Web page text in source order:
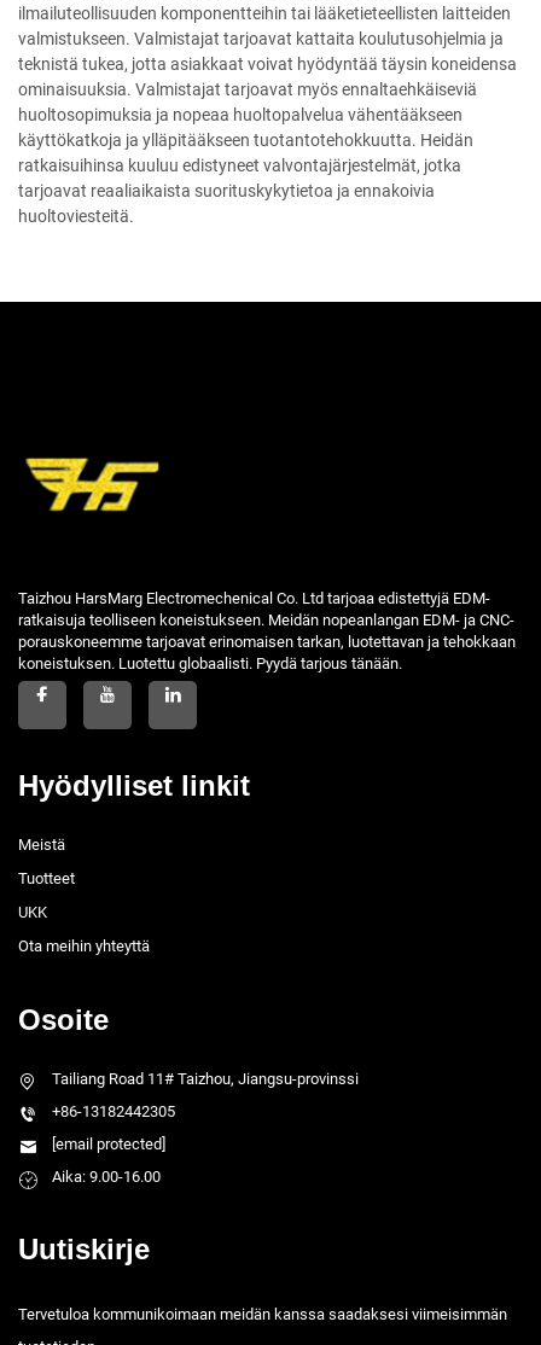
ilmailuteollisuuden komponentteihin tai lääketieteellisten laitteiden
valmistukseen. Valmistajat tarjoavat kattaita koulutusohjelmia ja
teknistä tukea, jotta asiakkaat voivat hyödyntää täysin koneidensa
ominaisuuksia. Valmistajat tarjoavat myös ennaltaehkäiseviä
huoltosopimuksia ja nopeaa huoltopalvelua vähentääkseen
käyttökatkoja ja ylläpitääkseen tuotantotehokkuutta. Heidän
ratkaisuihinsa kuuluu edistyneet valvontajärjestelmät, jotka
tarjoavat reaaliaikaista suorituskykytietoa ja ennakoivia
huoltoviesteitä.
Taizhou HarsMarg Electromechenical Co. Ltd tarjoaa edistettyjä EDM-
ratkaisuja teolliseen koneistukseen. Meidän nopeanlangan EDM- ja CNC-
porauskoneemme tarjoavat erinomaisen tarkan, luotettavan ja tehokkaan
koneistuksen. Luotettu globaalisti. Pyydä tarjous tänään.
Hyödylliset linkit
Meistä
Tuotteet
UKK
Ota meihin yhteyttä
Osoite
Tailiang Road 11# Taizhou, Jiangsu-provinssi
+86-13182442305
[email protected]
Aika: 9.00-16.00
Uutiskirje
Tervetuloa kommunikoimaan meidän kanssa saadaksesi viimeisimmän